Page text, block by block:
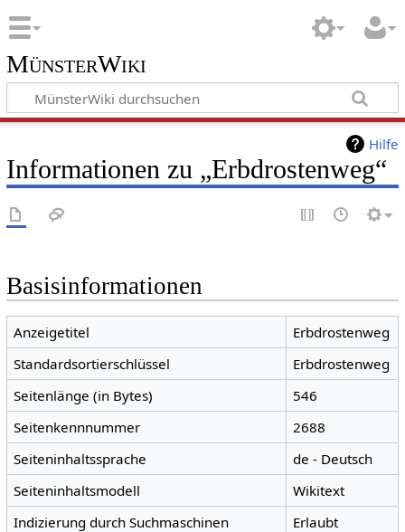
MünsterWiki
Hilfe
Informationen zu „Erbdrostenweg“
Basisinformationen
Anzeigetitel
Erbdrostenweg
Standardsortierschlüssel
Erbdrostenweg
Seitenlänge (in Bytes)
546
Seitenkennnummer
2688
Seiteninhaltssprache
de - Deutsch
Seiteninhaltsmodell
Wikitext
Indizierung durch Suchmaschinen
Erlaubt